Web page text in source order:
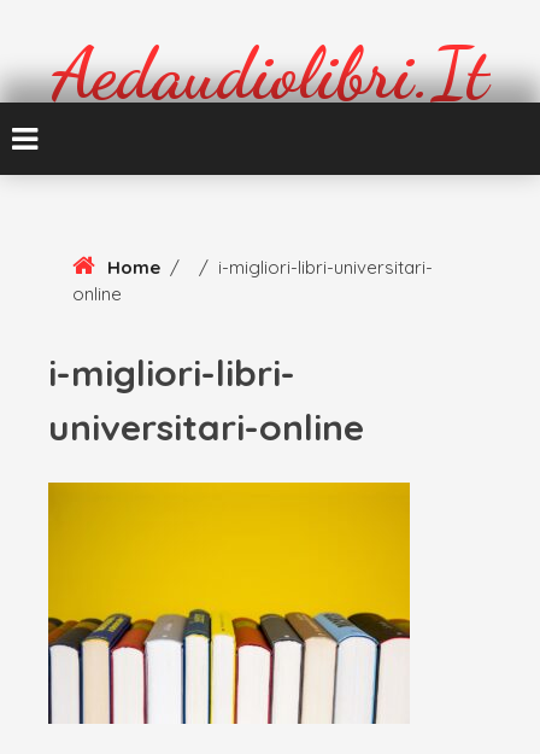
Aedaudiolibri.it
Home / / i-migliori-libri-universitari-
online
i-migliori-libri-
universitari-online